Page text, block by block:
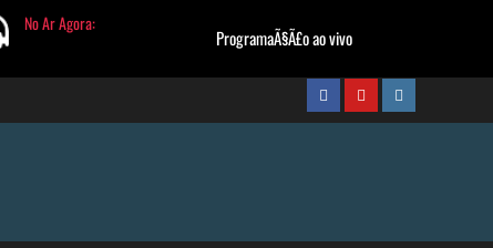
FaceBook
YoutubeInstagram